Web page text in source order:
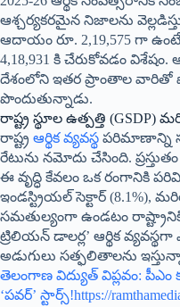
ఆశ్చర్యకరమైన నిజాలను
ఆదాయం రూ. 2,19,575 గా
4,18,931 కి చేరుకోవడం
దేశంలోని ఇతర ప్రాంతాల వారితో
పొందుతున్నాడు.
రాష్ట్ర స్థూల ఉత్పత్తి (GSDP)
రాష్ట్ర ఆర్థిక వ్యవస్థ పరిమాణాన్ని
రేటును నమోదు చేసింది.
ఈ వృద్ధి కేవలం ఒక రంగానికి
ఇండస్ట్రియల్ సెక్టార్ (8.1%),
సమతుల్యంగా ఉండటం
ట్రిలియన్ డాలర్ల’ ఆర్థిక వ్యవస్థగా
అడుగులు సత్ఫలితాలను
తెలంగాణ విద్యుత్ విప్లవం:
‘పవర్’ స్టార్స్!https://